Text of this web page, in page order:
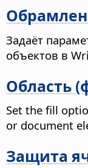
Задаёт
объектов в
Область
Set the fill
or document
Защита